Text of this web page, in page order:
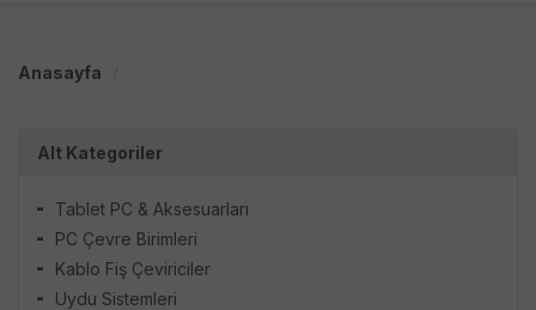
Anasayfa
Alt Kategoriler
Tablet PC & Aksesuarları
PC Çevre Birimleri
Kablo Fiş Çeviriciler
Uydu Sistemleri